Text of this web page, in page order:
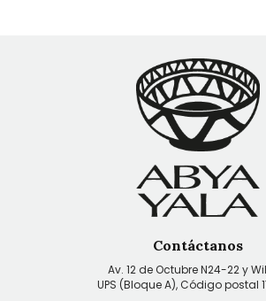
Contáctanos
Av. 12 de Octubre N24-22 y
UPS (Bloque A), Código postal